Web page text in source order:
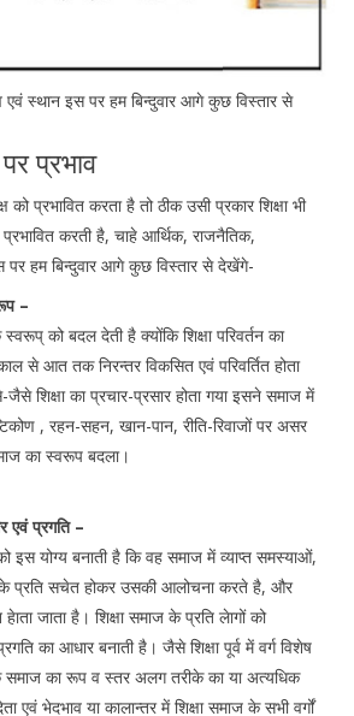
एवं स्थान इस पर हम बिन्दुवार आगे कुछ विस्तार से
प्रभाव
को प्रभावित करता है तो ठीक उसी प्रकार शिक्षा भी
करती है, चाहे आर्थिक, राजनैतिक,
हम बिन्दुवार आगे कुछ विस्तार से देखेंगे-
–
को बदल देती है क्योंकि शिक्षा परिवर्तन का
से आत तक निरन्तर विकसित एवं परिवर्तित होता
शिक्षा का प्रचार-प्रसार होता गया इसने समाज में
, रहन-सहन, खान-पान, रीति-रिवाजों पर असर
का स्वरूप बदला।
एवं प्रगति –
इस योग्य बनाती है कि वह समाज में व्याप्त समस्याओं,
के प्रति सचेत होकर उसकी आलोचना करते है, और
हेाता जाता है। शिक्षा समाज के प्रति लेागों को
का आधार बनाती है। जैसे शिक्षा पूर्व में वर्ग विशेष
समाज का रूप व स्तर अलग तरीके का या अत्यधिक
एवं भेदभाव या कालान्तर में शिक्षा समाज के सभी वर्गों